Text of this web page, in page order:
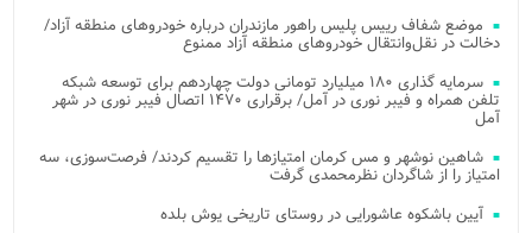
موضع شفاف رییس پلیس راهور مازندران درباره خودروهای منطقه آزاد/
دخالت در نقل‌وانتقال خودروهای منطقه آزاد ممنوع
سرمایه گذاری ۱۸۰ میلیارد تومانی دولت چهاردهم برای توسعه شبکه
تلفن همراه و فیبر نوری در آمل/ برقراری ۱۴۷۰ اتصال فیبر نوری در شهر
آمل
شاهین نوشهر و مس کرمان امتیازها را تقسیم کردند/ فرصت‌سوزی، سه
امتیاز را از شاگردان نظرمحمدی گرفت
آیین باشکوه عاشورایی در روستای تاریخی یوش بلده